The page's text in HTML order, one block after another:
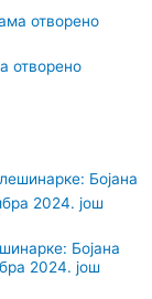
отворено
Бојана
2024. још